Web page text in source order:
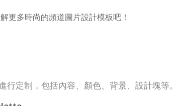
更多時尚的頻道圖片設計模板吧！
定制，包括內容、顏色、背景、設計塊等。